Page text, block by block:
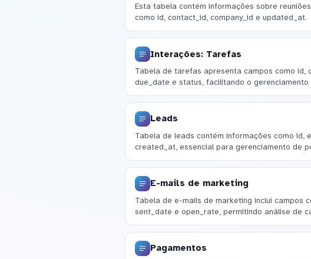
Esta tabela contém informações sobre
como id, contact_id, company_id e updated_at.
Interações: Tarefas
Tabela de tarefas apresenta campos como id,
due_date e status, facilitando o gerenciamento
Leads
Tabela de leads contém informações como id,
created_at, essencial para gerenciamento de
E-mails de marketing
Tabela de e-mails de marketing inclui campos
sent_date e open_rate, permitindo análise de
Pagamentos